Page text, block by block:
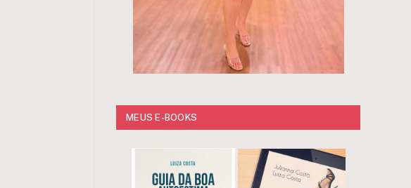
MEUS E-BOOKS